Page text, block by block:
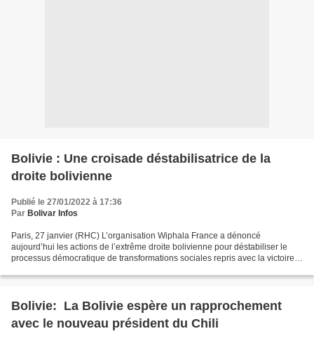
Bolivie : Une croisade déstabilisatrice de la
droite bolivienne
Publié le 27/01/2022 à 17:36
Par Bolivar Infos
Paris, 27 janvier (RHC) L’organisation Wiphala France a dénoncé
aujourd’hui les actions de l’extrême droite bolivienne pour déstabiliser le
processus démocratique de transformations sociales repris avec la victoire
Bolivie: La Bolivie espère un rapprochement
avec le nouveau président du Chili